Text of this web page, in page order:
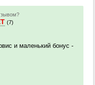
(7)
и маленький бонус -